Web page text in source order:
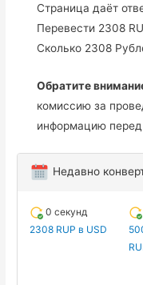
Страница даёт
Перевести 2308
Сколько 2308
Обратите
комиссию за
информацию перед
Недавно
0 секунд
2308 RUP в USD